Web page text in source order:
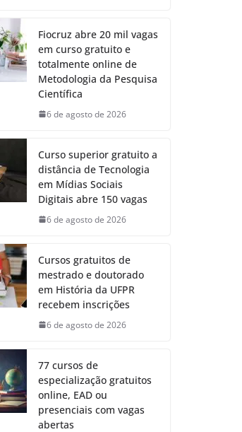
Fiocruz abre 20 mil vagas
em curso gratuito e
totalmente online de
Metodologia da Pesquisa
Científica
6 de agosto de 2026
Curso superior gratuito a
distância de Tecnologia
em Mídias Sociais
Digitais abre 150 vagas
6 de agosto de 2026
Cursos gratuitos de
mestrado e doutorado
em História da UFPR
recebem inscrições
6 de agosto de 2026
77 cursos de
especialização gratuitos
online, EAD ou
presenciais com vagas
abertas